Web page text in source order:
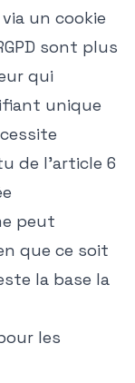
un cookie
sont plus
qui
unique
de l'article 6
peut
que ce soit
la base la
les